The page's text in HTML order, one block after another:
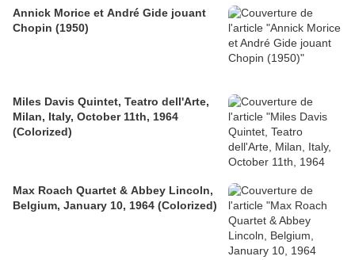
Annick Morice et André Gide jouant
Chopin (1950)
Miles Davis Quintet, Teatro dell'Arte,
Milan, Italy, October 11th, 1964
(Colorized)
Max Roach Quartet & Abbey Lincoln,
Belgium, January 10, 1964 (Colorized)